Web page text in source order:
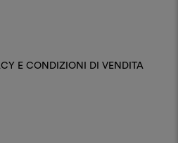
E CONDIZIONI DI VENDITA